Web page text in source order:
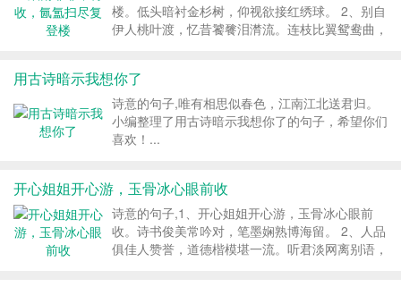
楼。低头暗衬金杉树，仰视欲接红绣球。 2、别自
伊人桃叶渡，忆昔饕餮泪潸流。连枝比翼鸳鸯曲，
拾起残枝抛却去，桃夭振翅复高低。...
用古诗暗示我想你了
诗意的句子,唯有相思似春色，江南江北送君归。
小编整理了用古诗暗示我想你了的句子，希望你们
喜欢！...
开心姐姐开心游，玉骨冰心眼前收
诗意的句子,1、开心姐姐开心游，玉骨冰心眼前
收。诗书俊美常吟对，笔墨娴熟博海留。 2、人品
俱佳人赞誉，道德楷模堪一流。听君淡网离别语，